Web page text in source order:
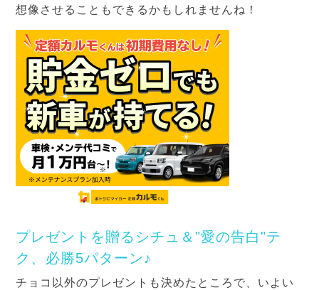
想像させることもできるかもしれませんね！
プレゼントを贈るシチュ＆"愛の告白"テ
ク、必勝5パターン♪
チョコ以外のプレゼントも決めたところで、いよい